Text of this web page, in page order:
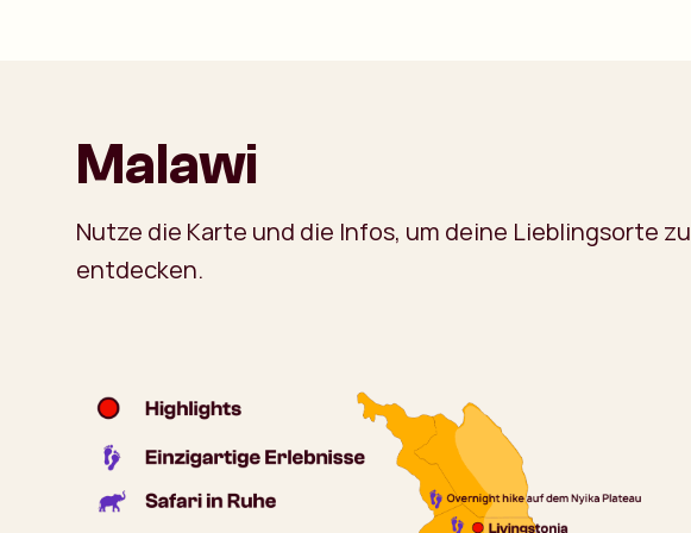
Malawi
Nutze die Karte und die Infos, um deine Lieblingsorte zu
entdecken.